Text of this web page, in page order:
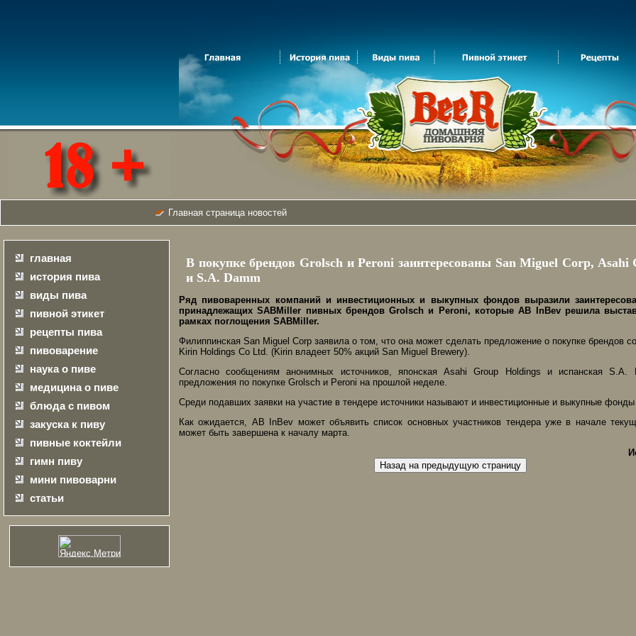
Главная страница новостей
главная
история пива
виды пива
пивной этикет
рецепты пива
пивоварение
наука о пиве
медицина о пиве
блюда с пивом
закуска к пиву
пивные коктейли
гимн пиву
мини пивоварни
статьи
В покупке брендов Grolsch и Peroni заинтересованы San Miguel Corp, Asahi
и S.A. Damm
Ряд пивоваренных компаний и инвестиционных и выкупных фондов выразили
принадлежащих SABMiller пивных брендов Grolsch и Peroni, которые AB InBev решила
рамках поглощения SABMiller.
Филиппинская San Miguel Corp заявила о том, что она может сделать предложение о покупке брендов
Kirin Holdings Co Ltd. (Kirin владеет 50% акций San Miguel Brewery).
Согласно сообщениям анонимных источников, японская Asahi Group Holdings и испанская
предложения по покупке Grolsch и Peroni на прошлой неделе.
Среди подавших заявки на участие в тендере источники называют и инвестиционные и выкупные
Как ожидается, AB InBev может объявить список основных участников тендера уже в начале
может быть завершена к началу марта.